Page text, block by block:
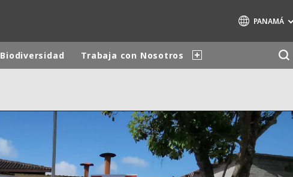
PANAMÁ
AIR QUALITY
ENGINEERING & CONSULTING
HAZARDOUS WASTE EUROPE
Biodiversidad Trabaja con Nosotros